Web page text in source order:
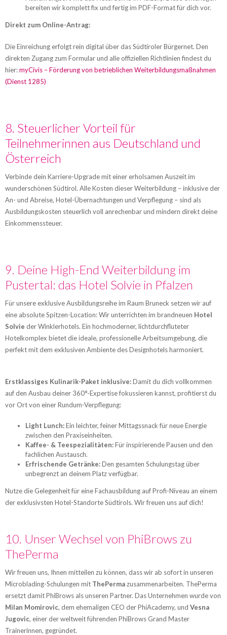
bereiten wir komplett fix und fertig im PDF-Format für dich vor.
Direkt zum Online-Antrag:
Die Einreichung erfolgt rein digital über das Südtiroler Bürgernet. Den
direkten Zugang zum Formular und alle offiziellen Richtlinien findest du
hier:myCivis – Förderung von betrieblichen Weiterbildungsmaßnahmen
(Dienst 1285)
8. Steuerlicher Vorteil für
Teilnehmerinnen aus Deutschland und
Österreich
Verbinde dein Karriere-Upgrade mit einer erholsamen Auszeit im
wunderschönen Südtirol. Alle Kosten dieser Weiterbildung – inklusive der
An- und Abreise, Hotel-Übernachtungen und Verpflegung – sind als
Ausbildungskosten steuerlich voll anrechenbar und mindern direkt deine
Einkommenssteuer.
9. Deine High-End Weiterbildung im
Pustertal: das Hotel Solvie in Pfalzen
Für unsere exklusive Ausbildungsreihe im Raum Bruneck setzen wir auf
eine absolute Spitzen-Location: Wir unterrichten im brandneuen Hotel
Solvie der Winklerhotels. Ein hochmoderner, lichtdurchfluteter
Hotelkomplex bietet die ideale, professionelle Arbeitsumgebung, die
perfekt mit dem exklusiven Ambiente des Designhotels harmoniert.
Erstklassiges Kulinarik-Paket inklusive:Damit du dich vollkommen
auf den Ausbau deiner 360°-Expertise fokussieren kannst, profitierst du
vor Ort von einer Rundum-Verpflegung:
Light Lunch:Ein leichter, feiner Mittagssnack für neue Energie
zwischen den Praxiseinheiten.
Kaffee- & Teespezialitäten:Für inspirierende Pausen und den
fachlichen Austausch.
Erfrischende Getränke:Den gesamten Schulungstag über
unbegrenzt an deinem Platz verfügbar.
Nutze die Gelegenheit für eine Fachausbildung auf Profi-Niveau an einem
der exklusivsten Hotel-Standorte Südtirols. Wir freuen uns auf dich!
10. Unser Wechsel von PhiBrows zu
ThePerma
Wir freuen uns, Ihnen mitteilen zu können, dass wir ab sofort in unseren
Microblading-Schulungen mit ThePermazusammenarbeiten. ThePerma
ersetzt damit PhiBrows als unseren Partner. Das Unternehmen wurde von
Milan Momirovic, dem ehemaligen CEO der PhiAcademy, und Vesna
Jugovic, einer der weltweit führenden PhiBrows Grand Master
Trainerinnen, gegründet.